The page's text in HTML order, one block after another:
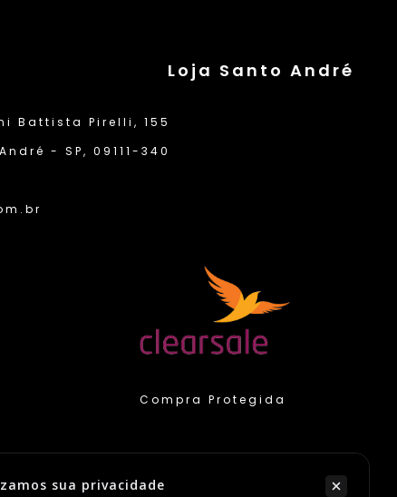
sua privacidade
Loja Santo André
Battista Pirelli, 155
- SP, 09111-340
Compra Protegida